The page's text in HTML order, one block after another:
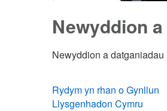
Newyddion
Newyddion a datganiadau
Rydym yn rhan o Gynllun
Llysgenhadon Cymru